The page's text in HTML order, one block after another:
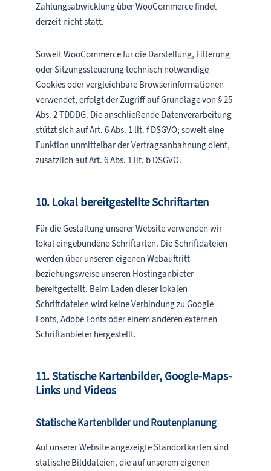
Zahlungsabwicklung über WooCommerce findet
derzeit nicht statt.
Soweit WooCommerce für die Darstellung, Filterung
oder Sitzungssteuerung technisch notwendige
Cookies oder vergleichbare Browserinformationen
verwendet, erfolgt der Zugriff auf Grundlage von § 25
Abs. 2 TDDDG. Die anschließende Datenverarbeitung
stützt sich auf Art. 6 Abs. 1 lit. f DSGVO; soweit eine
Funktion unmittelbar der Vertragsanbahnung dient,
zusätzlich auf Art. 6 Abs. 1 lit. b DSGVO.
10. Lokal bereitgestellte Schriftarten
Für die Gestaltung unserer Website verwenden wir
lokal eingebundene Schriftarten. Die Schriftdateien
werden über unseren eigenen Webauftritt
beziehungsweise unseren Hostinganbieter
bereitgestellt. Beim Laden dieser lokalen
Schriftdateien wird keine Verbindung zu Google
Fonts, Adobe Fonts oder einem anderen externen
Schriftanbieter hergestellt.
11. Statische Kartenbilder, Google-Maps-
Links und Videos
Statische Kartenbilder und Routenplanung
Auf unserer Website angezeigte Standortkarten sind
statische Bilddateien, die auf unserem eigenen